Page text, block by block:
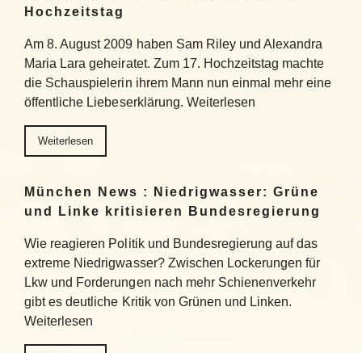
Hochzeitstag
Am 8. August 2009 haben Sam Riley und Alexandra
Maria Lara geheiratet. Zum 17. Hochzeitstag machte
die Schauspielerin ihrem Mann nun einmal mehr eine
öffentliche Liebeserklärung. Weiterlesen
Weiterlesen
München News : Niedrigwasser: Grüne
und Linke kritisieren Bundesregierung
Wie reagieren Politik und Bundesregierung auf das
extreme Niedrigwasser? Zwischen Lockerungen für
Lkw und Forderungen nach mehr Schienenverkehr
gibt es deutliche Kritik von Grünen und Linken.
Weiterlesen